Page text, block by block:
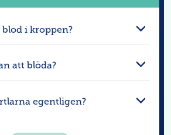
mer
i kroppen?
att blöda?
egentligen?